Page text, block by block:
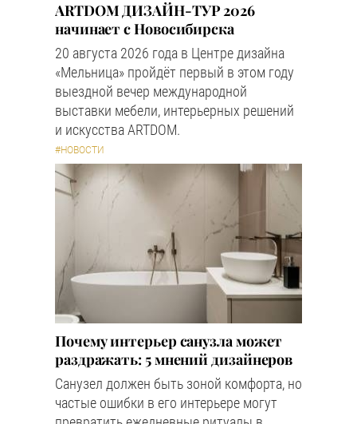
ARTDOM ДИЗАЙН-ТУР 2026
начинает с Новосибирска
20 августа 2026 года в Центре дизайна
«Мельница» пройдёт первый в этом году
выездной вечер международной
выставки мебели, интерьерных решений
и искусства ARTDOM.
#НОВОСТИ
Почему интерьер санузла может
раздражать: 5 мнений дизайнеров
Санузел должен быть зоной комфорта, но
частые ошибки в его интерьере могут